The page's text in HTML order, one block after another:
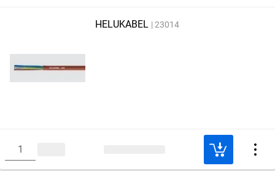
HELUKABEL 23014